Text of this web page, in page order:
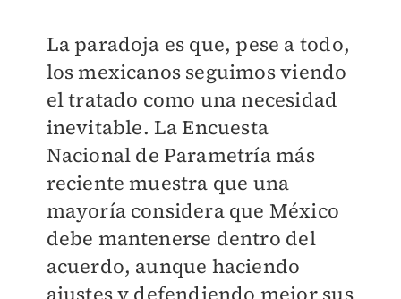
La paradoja es que, pese a todo,
los mexicanos seguimos viendo
el tratado como una necesidad
inevitable. La Encuesta
Nacional de Parametría más
reciente muestra que una
mayoría considera que México
debe mantenerse dentro del
acuerdo, aunque haciendo
ajustes y defendiendo mejor sus